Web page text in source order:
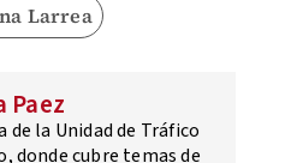
Larrea
Paez
de la Unidad de Tráfico
donde cubre temas de